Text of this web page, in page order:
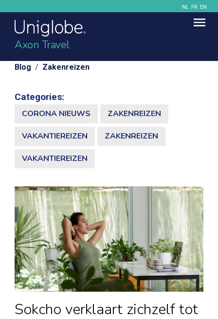
NL FR EN
Axon Travel
Blog / Zakenreizen
Categories:
CORONA NIEUWS ZAKENREIZEN
VAKANTIEREIZEN ZAKENREIZEN
VAKANTIEREIZEN
Sokcho verklaart zichzelf tot